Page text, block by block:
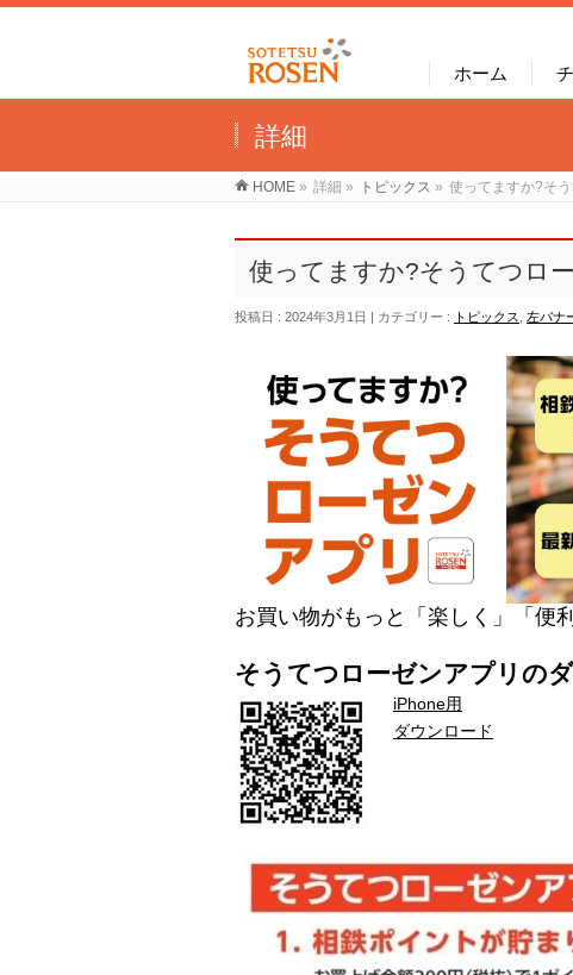
ホーム
詳細
HOME » 詳細 » トピックス » 使ってますか?そ
使ってますか?そうてつロ
投稿日 : 2024年3月1日 カテゴリー : トピックス 左バナ
お買い物がもっと「楽しく」「便
そうてつローゼンアプリの
iPhone用
ダウンロード